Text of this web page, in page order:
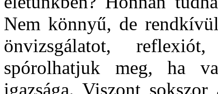
Nem könnyű, de
önvizsgálatot,
spórolhatjuk meg, ha
igazsága. Viszont